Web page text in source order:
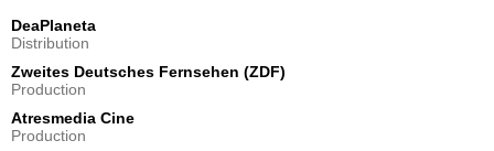
DeaPlaneta
Distribution
Zweites Deutsches Fernsehen (ZDF)
Production
Atresmedia Cine
Production